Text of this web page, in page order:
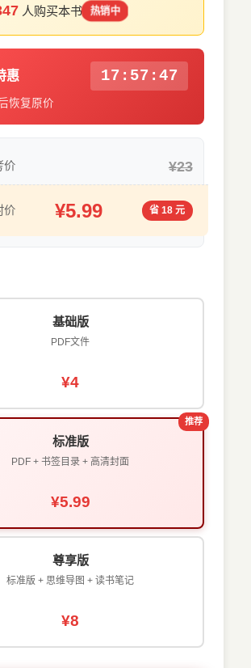
人购买本书 热销中
惠 17:57:46
恢复原价
价 ¥23
价 ¥5.99 省 18 元
基础版
PDF文件
¥4
推荐
标准版
PDF + 书签目录 + 高清封面
¥5.99
尊享版
标准版 + 思维导图 + 读书笔记
¥8